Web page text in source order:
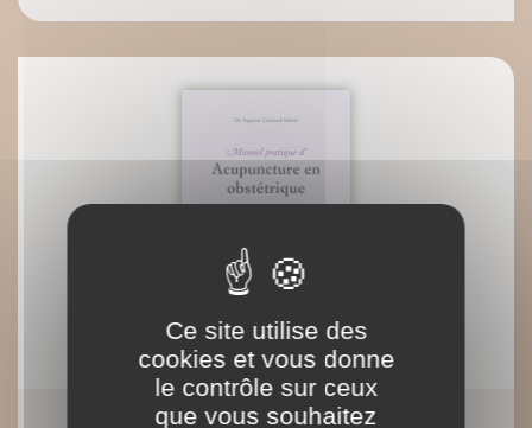
Manuel pratique d'acupuncture en obstétrique
Ce site utilise des
cookies et vous donne
le contrôle sur ceux
que vous souhaitez